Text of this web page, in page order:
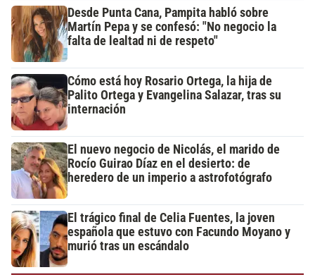
Desde Punta Cana, Pampita habló sobre
Martín Pepa y se confesó: "No negocio la
falta de lealtad ni de respeto"
Cómo está hoy Rosario Ortega, la hija de
Palito Ortega y Evangelina Salazar, tras su
internación
El nuevo negocio de Nicolás, el marido de
Rocío Guirao Díaz en el desierto: de
heredero de un imperio a astrofotógrafo
El trágico final de Celia Fuentes, la joven
española que estuvo con Facundo Moyano y
murió tras un escándalo